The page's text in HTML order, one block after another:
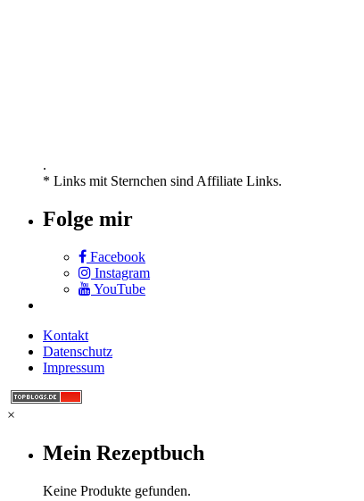
.
* Links mit Sternchen sind Affiliate Links.
Folge mir
Facebook
Instagram
YouTube
Kontakt
Datenschutz
Impressum
×
Mein Rezeptbuch
Keine Produkte gefunden.